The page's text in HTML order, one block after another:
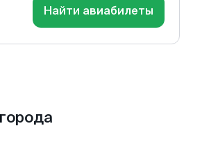
Найти авиабилеты